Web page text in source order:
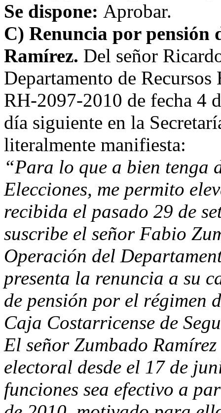
Se dispone: Aprobar.
C) Renuncia por
Ramírez. Del señor
Departamento de
RH-2097-2010 de fecha 4
día siguiente en la
literalmente manifiesta:
“Para lo que a bien tenga
Elecciones, me permito
recibida el pasado 29 de
suscribe el señor Fabio
Operación del
presenta la renuncia a su
de pensión por el régimen
Caja Costarricense de
El señor Zumbado
electoral desde el 17 de
funciones sea efectivo a